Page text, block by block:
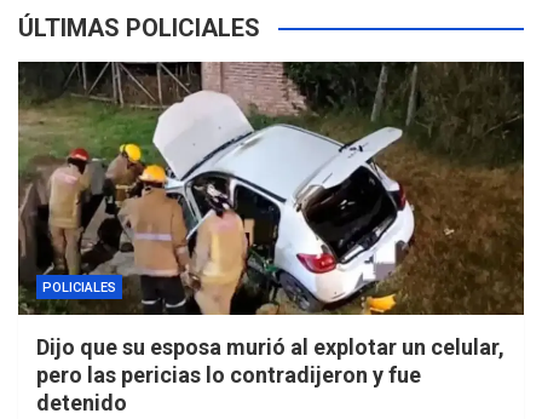
ÚLTIMAS POLICIALES
POLICIALES
Dijo que su esposa murió al explotar un celular,
pero las pericias lo contradijeron y fue
detenido